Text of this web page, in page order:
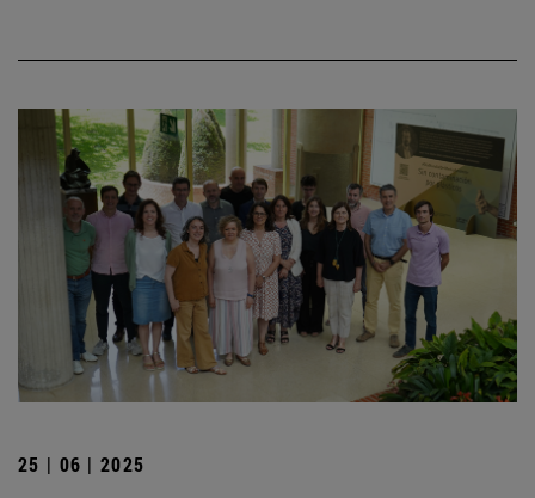
25 | 06 | 2025